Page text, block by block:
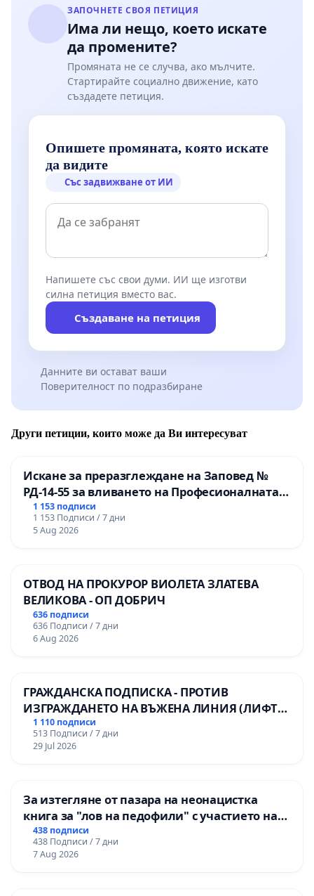
ЗАПОЧНЕТЕ СВОЯ ПЕТИЦИЯ
Има ли нещо, което искате
да промените?
Промяната не се случва, ако мълчите.
Стартирайте социално движение, като
създадете петиция.
Опишете промяната, която искате
да видите
Със задвижване от ИИ
Напишете със свои думи. ИИ ще изготви
силна петиция вместо вас.
Създаване на петиция
Данните ви остават ваши
Поверителност по подразбиране
Други петиции, които може да Ви интересуват
Искане за преразглеждане на Заповед №
РД-14-55 за вливането на Професионалната
гимназия по промишлени технологии в
Професионалната гимназия по икономика и
мениджмънт – гр. Пазарджик
1 153 подписи
1 153 Подписи / 7 дни
5 Aug 2026
ОТВОД НА ПРОКУРОР ВИОЛЕТА ЗЛАТЕВА
ВЕЛИКОВА - ОП ДОБРИЧ
636 подписи
636 Подписи / 7 дни
6 Aug 2026
ГРАЖДАНСКА ПОДПИСКА - ПРОТИВ
ИЗГРАЖДАНЕТО НА ВЪЖЕНА ЛИНИЯ (ЛИФТ)
НА ТЕРИТОРИЯТА НА ПРИРОДНА
ЗАБЕЛЕЖИТЕЛНОСТ „ХЪЛМ НА
ОСВОБОДИТЕЛИТЕ“ (БУНАРДЖИК)
1 110 подписи
513 Подписи / 7 дни
29 Jul 2026
За изтегляне от пазара на неонацистка
книга за "лов на педофили" с участието на
деца
438 подписи
438 Подписи / 7 дни
7 Aug 2026